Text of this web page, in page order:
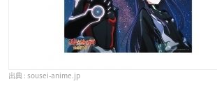
sousei-anime.jp